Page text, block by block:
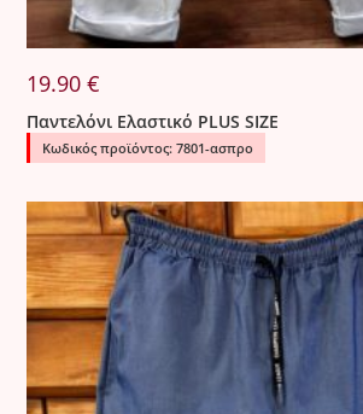
19.90€
Παντελόνι Ελαστικό PLUS SIZE
Κωδικός προϊόντος: 7801-ασπρο